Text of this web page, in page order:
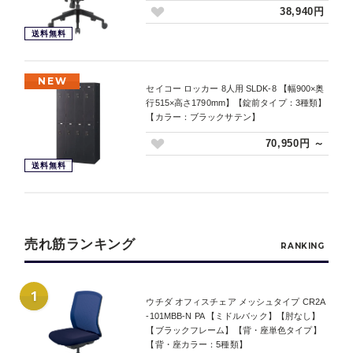
送料無料
38,940円
NEW
送料無料
セイコー ロッカー 8人用 SLDK-8 【幅900×奥
行515×高さ1790mm】【錠前タイプ：3種類】
【カラー：ブラックサテン】
70,950円 ～
売れ筋ランキング RANKING
1
ウチダ オフィスチェア メッシュタイプ CR2A
-101MBB-N PA 【ミドルバック】【肘なし】
【ブラックフレーム】【背・座単色タイプ】
【背・座カラー：5種類】